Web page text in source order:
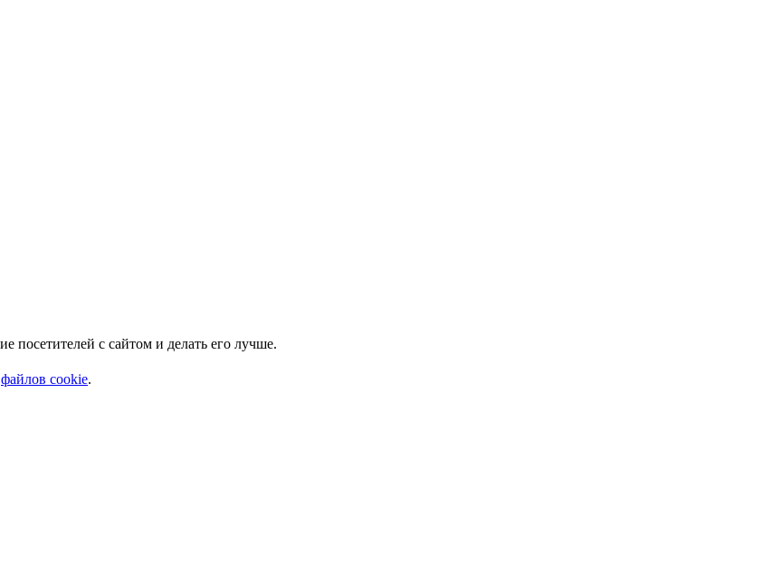
Мы используем куки. Это позволяет нам анализировать взаимодействие посетителей с сайтом и делать его лучше.
файлов cookie.